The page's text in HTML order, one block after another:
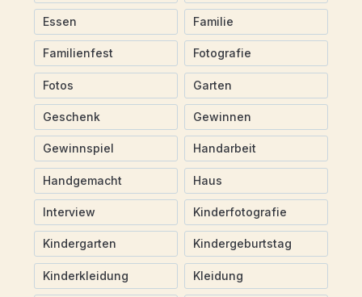
Essen Familie
Familienfest Fotografie
Fotos Garten
Geschenk Gewinnen
Gewinnspiel Handarbeit
Handgemacht Haus
Interview Kinderfotografie
Kindergarten Kindergeburtstag
Kinderkleidung Kleidung